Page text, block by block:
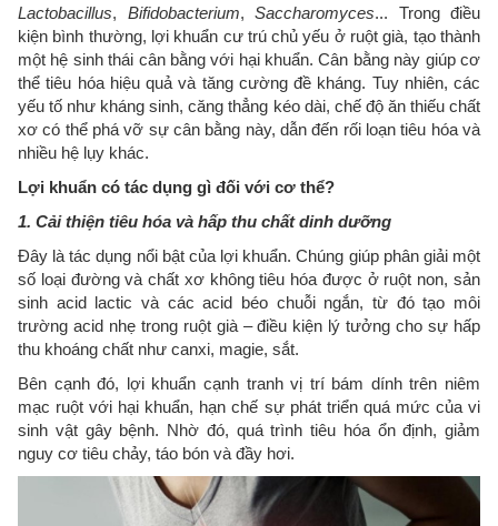
Lactobacillus, Bifidobacterium, Saccharomyces... Trong điều
kiện bình thường, lợi khuẩn cư trú chủ yếu ở ruột già, tạo thành
một hệ sinh thái cân bằng với hại khuẩn. Cân bằng này giúp cơ
thể tiêu hóa hiệu quả và tăng cường đề kháng. Tuy nhiên, các
yếu tố như kháng sinh, căng thẳng kéo dài, chế độ ăn thiếu chất
xơ có thể phá vỡ sự cân bằng này, dẫn đến rối loạn tiêu hóa và
nhiều hệ lụy khác.
Lợi khuẩn có tác dụng gì đối với cơ thể?
1. Cải thiện tiêu hóa và hấp thu chất dinh dưỡng
Đây là tác dụng nổi bật của lợi khuẩn. Chúng giúp phân giải một
số loại đường và chất xơ không tiêu hóa được ở ruột non, sản
sinh acid lactic và các acid béo chuỗi ngắn, từ đó tạo môi
trường acid nhẹ trong ruột già – điều kiện lý tưởng cho sự hấp
thu khoáng chất như canxi, magie, sắt.
Bên cạnh đó, lợi khuẩn cạnh tranh vị trí bám dính trên niêm
mạc ruột với hại khuẩn, hạn chế sự phát triển quá mức của vi
sinh vật gây bệnh. Nhờ đó, quá trình tiêu hóa ổn định, giảm
nguy cơ tiêu chảy, táo bón và đầy hơi.